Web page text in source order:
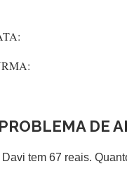
DE
tem 67 reais.